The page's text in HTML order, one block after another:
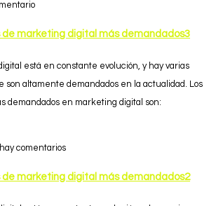
de marketing digital más demandados3
está en constante evolución, y hay varias
son altamente demandados en la actualidad. Los
demandados en marketing digital son:
hay comentarios
de marketing digital más demandados2